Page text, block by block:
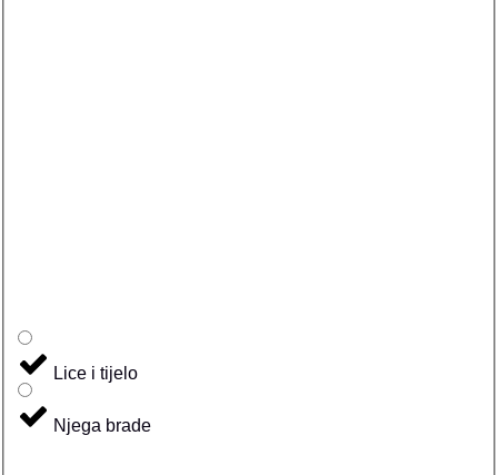
Lice i tijelo
Njega brade